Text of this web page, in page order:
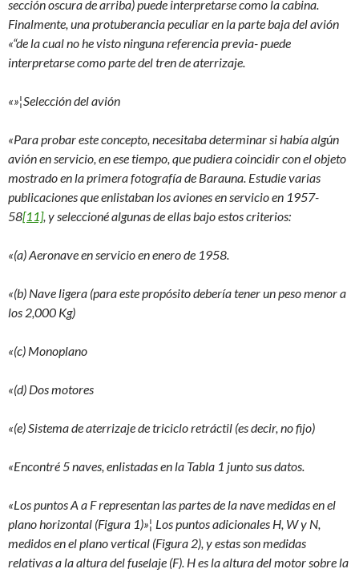
sección oscura de arriba) puede interpretarse como la cabina.
Finalmente, una protuberancia peculiar en la parte baja del avión
«“de la cual no he visto ninguna referencia previa- puede
interpretarse como parte del tren de aterrizaje.
«»¦Selección del avión
«Para probar este concepto, necesitaba determinar si había algún
avión en servicio, en ese tiempo, que pudiera coincidir con el objeto
mostrado en la primera fotografía de Barauna. Estudie varias
publicaciones que enlistaban los aviones en servicio en 1957-
58[11], y seleccioné algunas de ellas bajo estos criterios:
«(a) Aeronave en servicio en enero de 1958.
«(b) Nave ligera (para este propósito debería tener un peso menor a
los 2,000 Kg)
«(c) Monoplano
«(d) Dos motores
«(e) Sistema de aterrizaje de triciclo retráctil (es decir, no fijo)
«Encontré 5 naves, enlistadas en la Tabla 1 junto sus datos.
«Los puntos A a F representan las partes de la nave medidas en el
plano horizontal (Figura 1)»¦ Los puntos adicionales H, W y N,
medidos en el plano vertical (Figura 2), y estas son medidas
relativas a la altura del fuselaje (F). H es la altura del motor sobre la